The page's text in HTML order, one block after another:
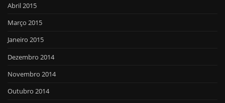
Abril 2015
Março 2015
Janeiro 2015
Dezembro 2014
Novembro 2014
Outubro 2014